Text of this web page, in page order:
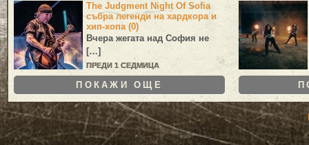
The Judgment Night Of Sofia
събра легенди на хардкора и
хип-хопа (0)
Вчера жегата над София не
[…]
ПРЕДИ 1 СЕДМИЦА
ПОКАЖИ ОЩЕ